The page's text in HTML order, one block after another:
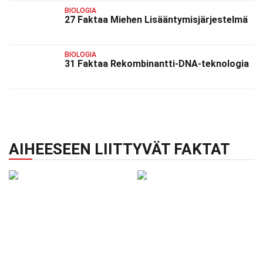
BIOLOGIA
27 Faktaa Miehen Lisääntymisjärjestelmä
BIOLOGIA
31 Faktaa Rekombinantti-DNA-teknologia
AIHEESEEN LIITTYVÄT FAKTAT